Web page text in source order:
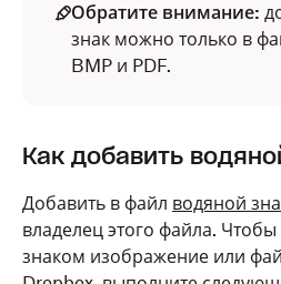
Обратите внимание:
знак можно только в
BMP и PDF.
Как добавить
Добавить в файл водяной
владелец этого файла.
знаком изображение или